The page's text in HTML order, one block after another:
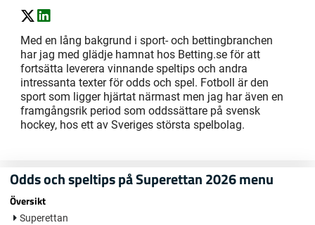
Med en lång bakgrund i sport- och bettingbranchen
har jag med glädje hamnat hos Betting.se för att
fortsätta leverera vinnande speltips och andra
intressanta texter för odds och spel. Fotboll är den
sport som ligger hjärtat närmast men jag har även en
framgångsrik period som oddssättare på svensk
hockey, hos ett av Sveriges största spelbolag.
Odds och speltips på Superettan 2026 menu
Översikt
Superettan